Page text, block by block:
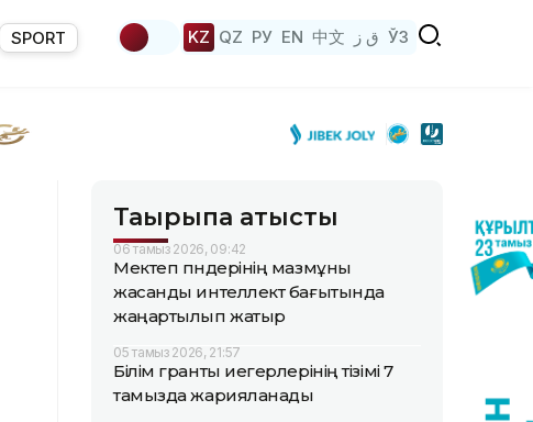
SPORT KZ QZ РУ EN 中文 ق ز ЎЗ
Тақырыпқа қатысты
06 тамыз 2026, 09:42
Мектеп пәндерінің мазмұны
жасанды интеллект бағытында
жаңартылып жатыр
05 тамыз 2026, 21:57
Білім гранты иегерлерінің тізімі 7
тамызда жарияланады